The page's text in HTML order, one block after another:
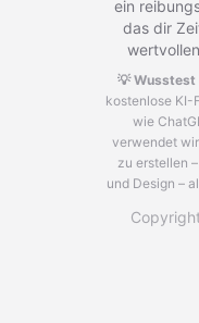
ein
das dir
💡 Wusstest
kostenlose KI-
wie
verwendet
zu erstellen
und Design –